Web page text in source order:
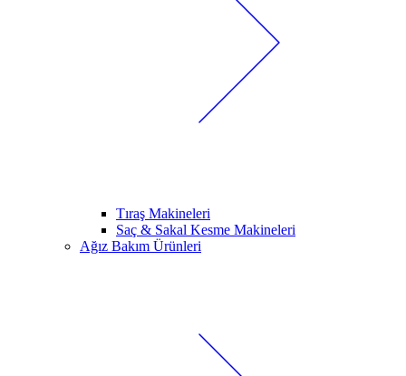
Tıraş Makineleri
Saç & Sakal Kesme Makineleri
Ağız Bakım Ürünleri